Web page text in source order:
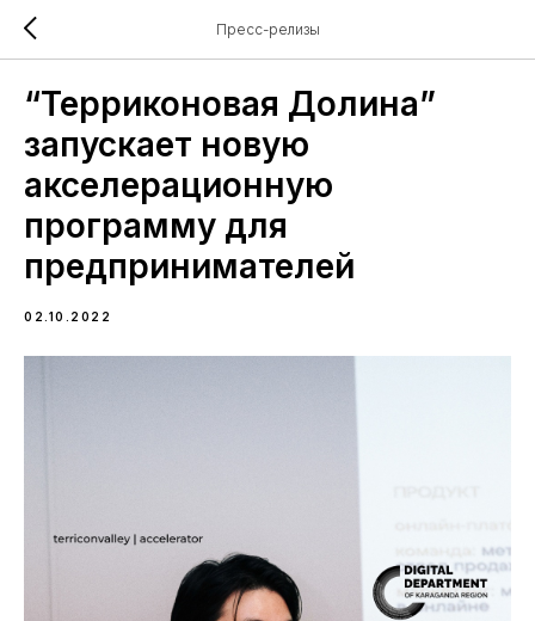
Пресс-релизы
“Терриконовая Долина”
запускает новую
акселерационную
программу для
предпринимателей
02.10.2022